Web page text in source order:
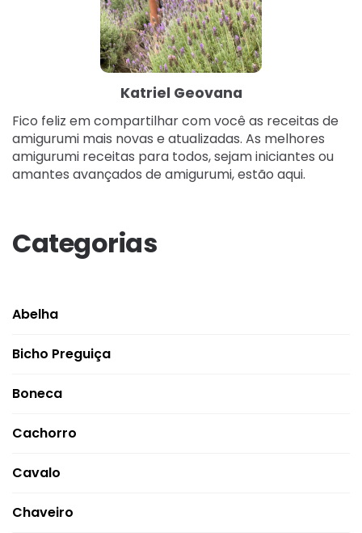
Katriel Geovana
Fico feliz em compartilhar com você as receitas de
amigurumi mais novas e atualizadas. As melhores
amigurumi receitas para todos, sejam iniciantes ou
amantes avançados de amigurumi, estão aqui.
Categorias
Abelha
Bicho Preguiça
Boneca
Cachorro
Cavalo
Chaveiro